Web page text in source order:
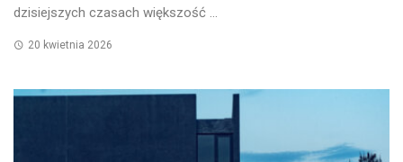
dzisiejszych czasach większość ...
20 kwietnia 2026